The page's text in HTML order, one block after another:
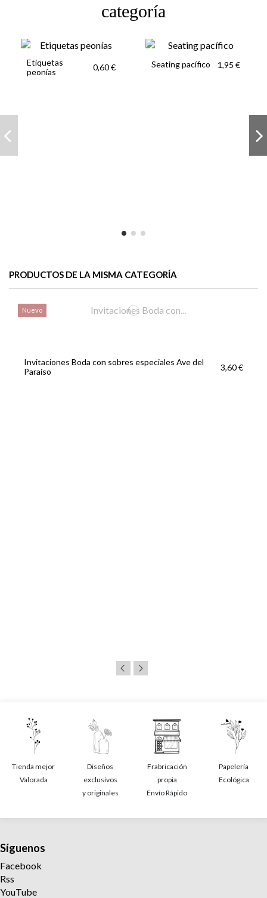
categoría
Etiquetas
peonías
0,60 € Seating pacífico 1,95 €
PRODUCTOS DE LA MISMA CATEGORÍA
Nuevo
Invitaciones Boda con sobres especiales Ave del
Paraíso
3,60 €
Tienda mejor
Valorada
Diseños
exclusivos
y originales
Frabricación
propia
Envío Rápido
Papelería
Ecológica
Síguenos
Facebook
Rss
YouTube